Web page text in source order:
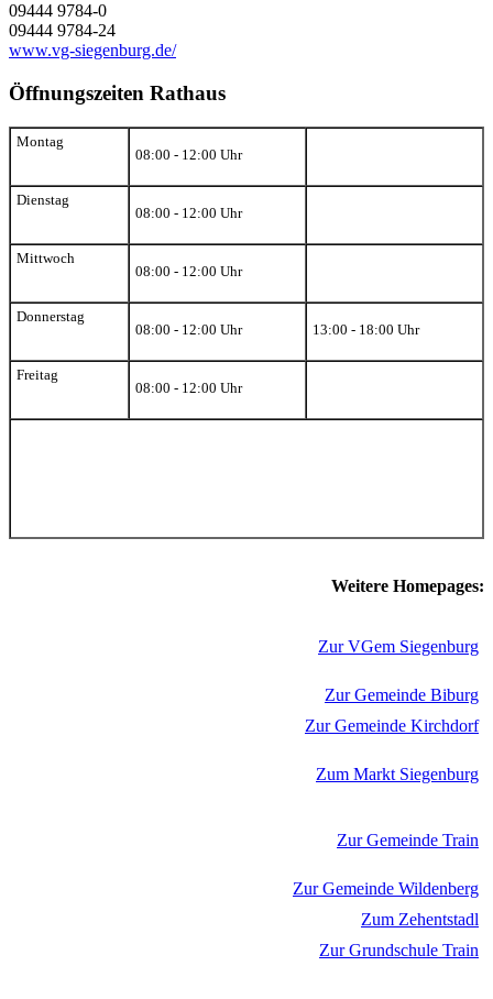
09444 9784-0
09444 9784-24
www.vg-siegenburg.de/
Öffnungszeiten Rathaus
Montag
08:00 - 12:00 Uhr
Dienstag
08:00 - 12:00 Uhr
Mittwoch
08:00 - 12:00 Uhr
Donnerstag
08:00 - 12:00 Uhr
13:00 - 18:00 Uhr
Freitag
08:00 - 12:00 Uhr
Weitere Homepages:
Zur VGem Siegenburg
Zur Gemeinde Biburg
Zur Gemeinde Kirchdorf
Zum Markt Siegenburg
Zur Gemeinde Train
Zur Gemeinde Wildenberg
Zum Zehentstadl
Zur Grundschule Train